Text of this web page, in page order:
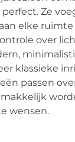
Ze
elke
over
klassieke
passen
wensen.